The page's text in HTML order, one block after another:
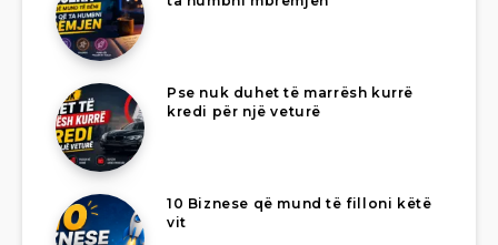
Pse nuk duhet të marrësh kurrë
kredi për një veturë
10 Biznese që mund të filloni këtë
vit